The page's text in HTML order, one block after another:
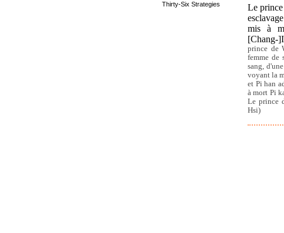
Le
mis à
[Chang-
prince de
femme de
sang,
voyant la
et Pi han
à mort Pi
Le prince
Hsi)
Thirty-Six Strategies